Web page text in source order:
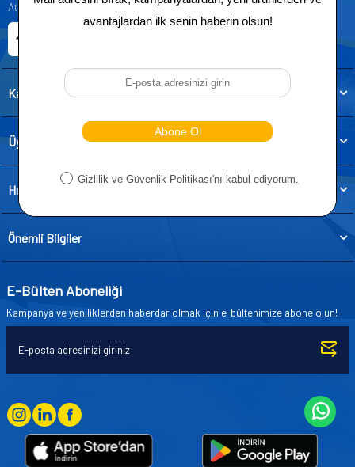
Atatürk, Kıraç Mevkii, Orhan Veli Cd. D:No:19, 34522 Esenyurt/İstanbul
Kategoriler
Üye
Hızlı Erişim
Önemli Bilgiler
E-Bülten Aboneliği
Kampanya ve yeniliklerden haberdar olmak için e-bültenimize abone olun!